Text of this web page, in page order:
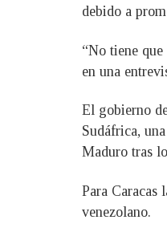
debido a
“No tiene
en una
El gobierno
Sudáfrica,
Maduro tras
Para Caracas
venezolano.